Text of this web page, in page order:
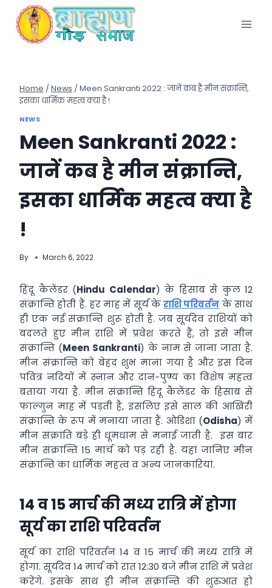
content
Home / News / Meen Sankranti 2022 : जानें कब है मीन संक्रान्ति,
इसका धार्मिक महत्व क्या है !
NEWS
Meen Sankranti 2022 :
जानें कब है मीन संक्रान्ति,
इसका धार्मिक महत्व क्या है
!
By March 6, 2022
हिंदू कैलेंडर (Hindu Calendar) के हिसाब से कुल 12
संक्रान्ति होती हैं. हर माह में सूर्य केराशि परिवर्तन के साथ
ही एक नई संक्रान्ति शुरू होती है. जब सूर्यदेव राशियों को
बदलते हुए मीन राशि में प्रवेश करते हैं, तो इसे मीन
संक्रान्ति (Meen Sankranti) के नाम से जाना जाता है.
मीन संक्रान्ति को बेहद शुभ माना गया है और इस दिन
पवित्र नदियों में स्नान और दान-पुण्य का विशेष महत्व
बताया गया है. मीन संक्रान्ति हिंदू कैलेंडर के हिसाब से
फाल्गुन माह में पड़ती है, इसलिए इसे साल की आखिरी
संक्रान्ति के रूप में मनाया जाता हैं. ओडिशा (Odisha) में
मीन संक्रांति बड़े ही धूमधाम से मनाई जाती है. इस बार
मीन संक्रान्ति 15 मार्च को पड़ रही है. यहां जानिए मीन
संक्रान्ति का धार्मिक महत्व व अन्य जानकारियां.
14 व 15 मार्च की मध्य रात्रि में होगा
सूर्य का राशि परिवर्तन
सूर्य का राशि परिवर्तन 14 व 15 मार्च की मध्य रात्रि में
होगा. सूर्यदेव 14 मार्च को रात 12:30 बजे मीन राशि में प्रवेश
करेंगे. इसके साथ ही मीन संक्रान्ति की शुरुआत हो